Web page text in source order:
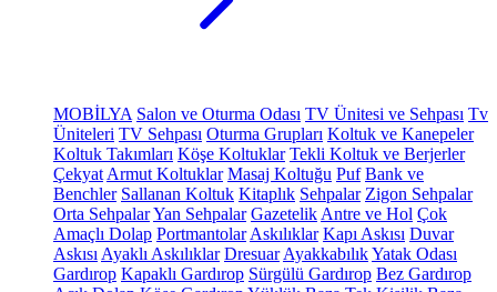
MOBİLYA Salon ve Oturma Odası TV Ünitesi ve Sehpası Tv
Üniteleri TV Sehpası Oturma Grupları Koltuk ve Kanepeler
Koltuk Takımları Köşe Koltuklar Tekli Koltuk ve Berjerler
Çekyat Armut Koltuklar Masaj Koltuğu Puf Bank ve
Benchler Sallanan Koltuk Kitaplık Sehpalar Zigon Sehpalar
Orta SehpalarYan Sehpalar Gazetelik Antre ve Hol Çok
Amaçlı Dolap Portmantolar Askılıklar Kapı Askısı Duvar
Askısı Ayaklı Askılıklar Dresuar AyakkabılıkYatak Odası
Gardırop Kapaklı Gardırop Sürgülü Gardırop Bez Gardırop